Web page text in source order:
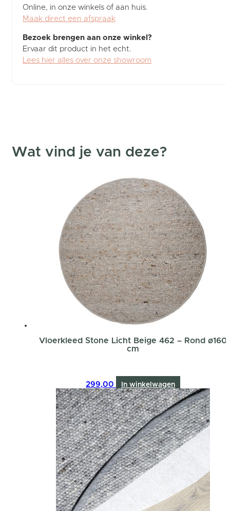
Online, in onze winkels of aan huis.
Maak direct een afspraak
Bezoek brengen aan onze winkel?
Ervaar dit product in het echt.
Lees hier alles over onze showroom
Wat vind je van deze?
Vloerkleed Stone Licht Beige 462 – Rond ø160
cm
299,00 In winkelwagen